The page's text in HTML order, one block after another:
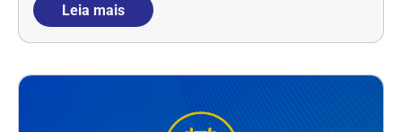
Leia mais